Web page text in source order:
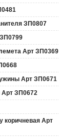
ЗП0807
Арт ЗП0369
Арт ЗП0671
Арт ЗП0672
коричневая Арт